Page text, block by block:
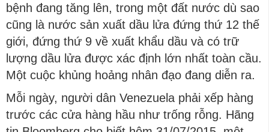
bệnh đang tăng lên, trong một đất nước dù sao
cũng là nước sản xuất dầu lửa đứng thứ 12 thế
giới, đứng thứ 9 về xuất khẩu dầu và có trữ
lượng dầu lửa được xác định lớn nhất toàn cầu.
Một cuộc khủng hoảng nhân đạo đang diễn ra.
Mỗi ngày, người dân Venezuela phải xếp hàng
trước các cửa hàng hầu như trống rỗng. Hãng